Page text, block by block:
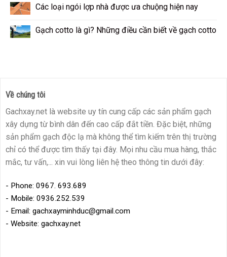
Các loại ngói lợp nhà được ưa chuộng hiện nay
Gạch cotto là gì? Những điều cần biết về gạch cotto
Về chúng tôi
Gachxay.net là website uy tín cung cấp các sản phẩm gạch
xây dựng từ bình dân đến cao cấp đắt tiền. Đặc biệt, những
sản phẩm gạch độc lạ mà không thể tìm kiếm trên thị trường
chỉ có thể được tìm thấy tại đây. Mọi nhu cầu mua hàng, thắc
mắc, tư vấn,... xin vui lòng liên hệ theo thông tin dưới đây:
- Phone: 0967. 693.689
- Mobile: 0936.252.539
- Email: gachxayminhduc@gmail.com
- Website: gachxay.net